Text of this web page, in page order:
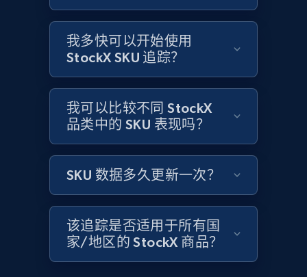
Sku, Product id, Product name, Manufacturer,
and more.
2.1K+ 353+
Home Depot US - Gather data on products
using specified keywords
URL, Domain, Country code, Model number,
Sku, Product id, Product name, Manufacturer,
and more.
2.1K+ 353+ 立即开始
我多快可以开始使用
StockX SKU 追踪？
我可以比较不同 StockX
品类中的 SKU 表现吗？
SKU 数据多久更新一次？
该追踪是否适用于所有国
家/地区的 StockX 商品？